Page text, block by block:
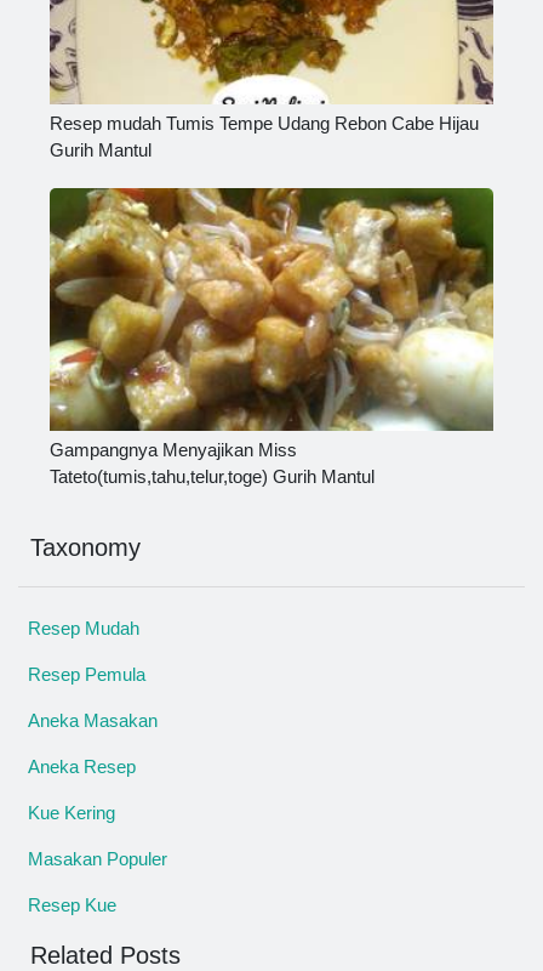
Resep mudah Tumis Tempe Udang Rebon Cabe Hijau
Gurih Mantul
Gampangnya Menyajikan Miss
Tateto(tumis,tahu,telur,toge) Gurih Mantul
Taxonomy
Resep Mudah
Resep Pemula
Aneka Masakan
Aneka Resep
Kue Kering
Masakan Populer
Resep Kue
Related Posts